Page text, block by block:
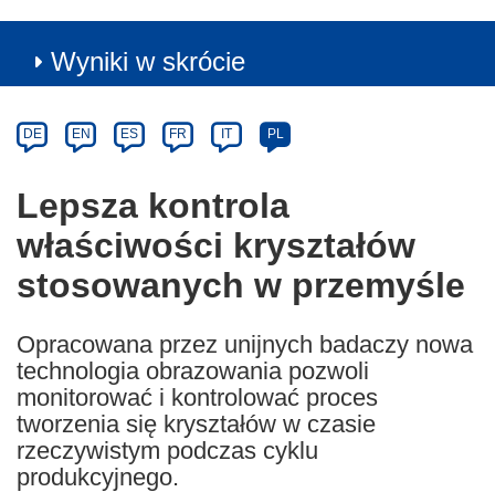
Wyniki w skrócie
Category
Article
available
the
following
languages:
DE EN ES FR IT PL
Lepsza kontrola
właściwości kryształów
stosowanych w przemyśle
Opracowana przez unijnych badaczy nowa
technologia obrazowania pozwoli
monitorować i kontrolować proces
tworzenia się kryształów w czasie
rzeczywistym podczas cyklu
produkcyjnego.